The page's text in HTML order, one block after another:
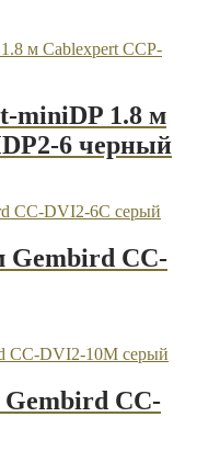
miniDP 1.8 м
6 черный
Gembird CC-
CC-